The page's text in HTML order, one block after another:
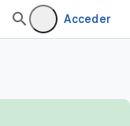
Acceder